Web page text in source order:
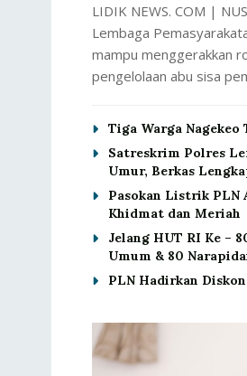
LIDIK NEWS. COM |
Lembaga
mampu menggerakkan
pengelolaan abu sisa
Tiga Warga
Satreskrim Polres
Umur, Berkas
Pasokan Listrik PLN
Khidmat dan Meriah
Jelang HUT RI Ke –
Umum & 80
PLN Hadirkan